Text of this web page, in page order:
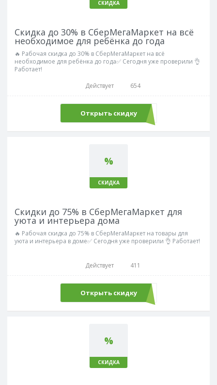
СКИДКА
Скидка до 30% в СберМегаМаркет на всё
необходимое для ребёнка до года
🔥 Рабочая скидка до 30% в СберМегаМаркет на всё
необходимое для ребёнка до года✅ Сегодня уже проверили 👌
Работает!
Действует
654
Открыть скидку
%
СКИДКА
Скидки до 75% в СберМегаМаркет для
уюта и интерьера дома
🔥 Рабочая скидка до 75% в СберМегаМаркет на товары для
уюта и интерьера в доме✅ Сегодня уже проверили 👌 Работает!
Действует 411
Открыть скидку
%
СКИДКА